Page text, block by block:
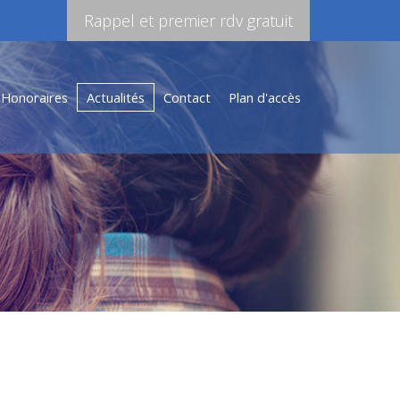
Rappel et premier rdv gratuit
Honoraires Actualités Contact Plan d'accès